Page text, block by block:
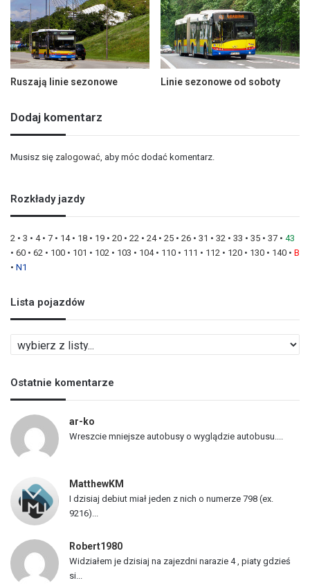
Ruszają linie sezonowe Linie sezonowe od soboty
Dodaj komentarz
Musisz się zalogować , aby móc dodać komentarz.
Rozkłady jazdy
2 • 3 • 4• 7 • 14• 18 • 19 • 20 • 22 • 24• 25 • 26 • 31 • 32 • 33 • 35 • 37 • 43
• 60 • 62 • 100 • 101 • 102 • 103 • 104• 110 • 111 • 112 • 120 • 130 • 140 • B
• N1
Lista pojazdów
i
t
a
o
j
w
Ostatnie komentarze
ar-ko
Wreszcie mniejsze autobusy o wyglądzie autobusu....
MatthewKM
I dzisiaj debiut miał jeden z nich o numerze 798 (ex.
9216)...
Robert1980
Widziałem je dzisiaj na zajezdni narazie 4 , piaty gdzieś
si...